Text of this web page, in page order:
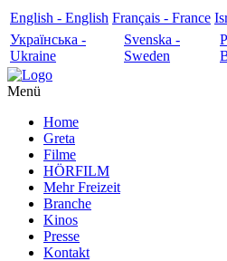
English - English Français - France
Українська -
Ukraine
Svenska -
Sweden
Menü
Home
Greta
Filme
HÖRFILM
Mehr Freizeit
Branche
Kinos
Presse
Kontakt